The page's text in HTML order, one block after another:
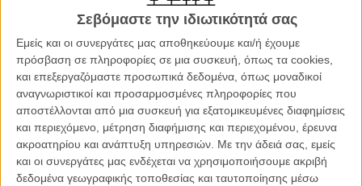
Σεβόμαστε την ιδιωτικότητά σας
Εμείς και οι συνεργάτες μας αποθηκεύουμε και/ή έχουμε
πρόσβαση σε πληροφορίες σε μια συσκευή, όπως τα cookies,
και επεξεργαζόμαστε προσωπικά δεδομένα, όπως μοναδικοί
αναγνωριστικοί και προσαρμοσμένες πληροφορίες που
αποστέλλονται από μια συσκευή για εξατομικευμένες διαφημίσεις
και περιεχόμενο, μέτρηση διαφήμισης και περιεχομένου, έρευνα
ακροατηρίου και ανάπτυξη υπηρεσιών. Με την άδειά σας, εμείς
και οι συνεργάτες μας ενδέχεται να χρησιμοποιήσουμε ακριβή
δεδομένα γεωγραφικής τοποθεσίας και ταυτοποίησης μέσω
Επαγγελίας
ΑΡΘΡΑ
«Promised Land»: Ο Μάτ Ντέιμον συναντά ξανά τον
Γκας Βαν Σαντ
22 ΣΕΠ 2012 / Γιώργος Κρασσακόπουλος